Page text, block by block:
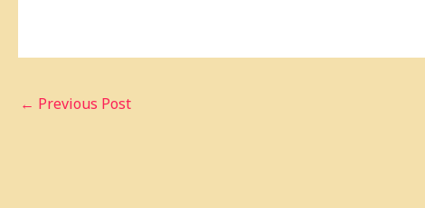
← Previous Post